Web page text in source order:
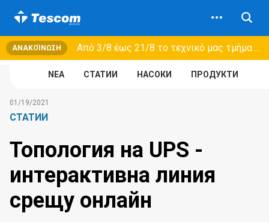
ΑΝΑΚΟΊΝΩΣΗ Από 3/8 έως 21/8 τo τεχνικό μας τμήμα θα εξυπηρετεί μόνο συμβόλαια συντήρησης και όχι νέες παραλαβές →
NEA СТАТИИ НАСОКИ ПРОДУКТИ
01/19/2021
СТАТИИ
Топология на UPS -
интерактивна линия
срещу онлайн